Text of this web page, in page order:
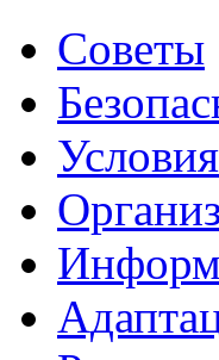
Советы